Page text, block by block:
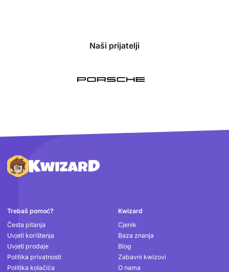
Naši prijatelji
Podnožje
Trebaš pomoć?
Česta pitanja
Uvjeti korištenja
Uvjeti prodaje
Politika privatnosti
Politika kolačića
Kwizard
Cjenik
Baza znanja
Blog
Zabavni kwizovi
O nama